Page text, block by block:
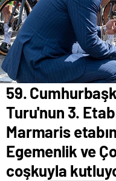
59.
Turu'nun 3.
Marmaris
Egemenlik ve
coşkuyla